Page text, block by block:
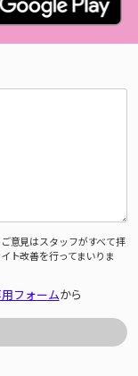
意見はスタッフがすべて拝
ト改善を行ってまいりま
フォームから